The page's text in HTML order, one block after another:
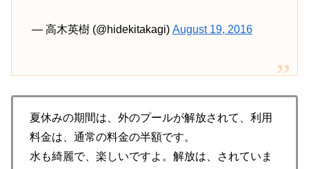
— 高木英樹 (@hidekitakagi) August 19, 2016
夏休みの期間は、外のプールが解放されて、利用
料金は、通常の料金の半額です。
水も綺麗で、楽しいですよ。解放は、されていま